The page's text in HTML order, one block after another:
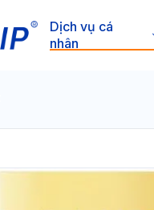
Dịch vụ cá
nhân